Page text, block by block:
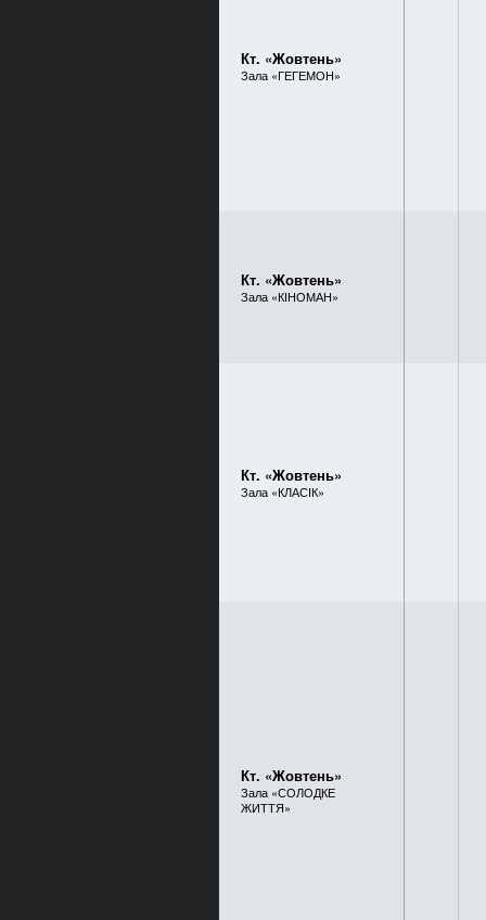
Кт. «Жовтень»
Зала «ГЕГЕМОН»
Кт. «Жовтень»
Зала «КІНОМАН»
Кт. «Жовтень»
Зала «КЛАСІК»
Кт. «Жовтень»
Зала «СОЛОДКЕ
ЖИТТЯ»